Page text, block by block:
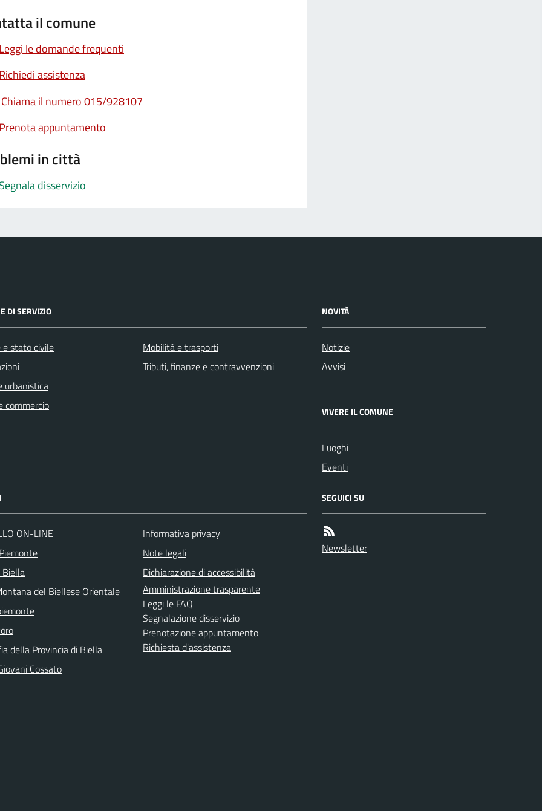
il comune
Leggi le domande frequenti
Richiedi assistenza
Chiama il numero 015/928107
Prenota appuntamento
in città
Segnala disservizio
DI SERVIZIO
e stato civile
urbanistica
commercio
Mobilità e trasporti
Tributi, finanze e contravvenzioni
NOVITÀ
Notizie
Avvisi
VIVERE IL COMUNE
Luoghi
Eventi
ON-LINE
Biella
del Biellese Orientale
della Provincia di Biella
Cossato
Informativa privacy
Note legali
Dichiarazione di accessibilità
Amministrazione trasparente
Leggi le FAQ
Segnalazione disservizio
Prenotazione appuntamento
Richiesta d'assistenza
SEGUICI SU
Newsletter